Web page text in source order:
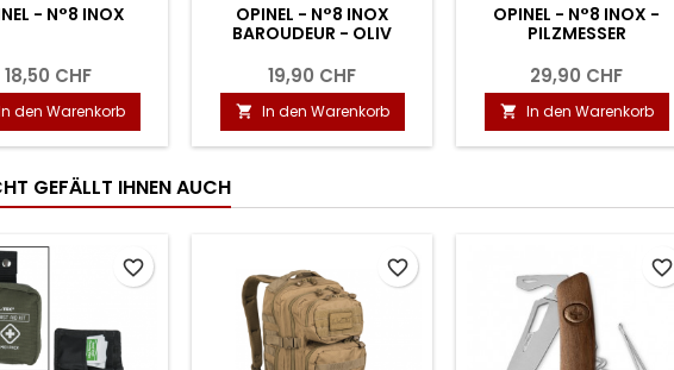
- N°8 INOX
18,50 CHF
den Warenkorb
OPINEL - N°8 INOX
BAROUDEUR - OLIV
19,90 CHF
 In den Warenkorb
OPINEL - N°8 INOX -
PILZMESSER
29,90 CHF
 In den Warenkorb
GEFÄLLT IHNEN AUCH
favorite_border favorite_border favorite_border